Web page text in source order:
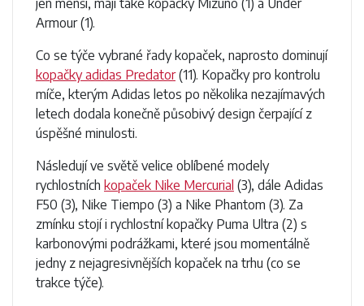
jen menší, mají také kopačky Mizuno (1) a Under
Armour (1).
Co se týče vybrané řady kopaček, naprosto dominují
kopačky adidas Predator(11). Kopačky pro kontrolu
míče, kterým Adidas letos po několika nezajímavých
letech dodala konečně působivý design čerpající z
úspěšné minulosti.
Následují ve světě velice oblíbené modely
rychlostních kopaček Nike Mercurial (3), dále Adidas
F50 (3), Nike Tiempo (3) a Nike Phantom (3). Za
zmínku stojí i rychlostní kopačky Puma Ultra (2) s
karbonovými podrážkami, které jsou momentálně
jedny z nejagresivnějších kopaček na trhu (co se
trakce týče).